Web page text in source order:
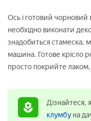
Ось і готовий чорновий
необхідно виконати
знадобиться стамеска,
машина. Готове крісло
просто покрийте
Дізнайтеся,
клумбу на